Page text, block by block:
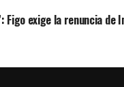
exige la renuncia de